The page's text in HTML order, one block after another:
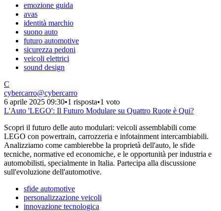
emozione guida
avas
identità marchio
suono auto
futuro automotive
sicurezza pedoni
veicoli elettrici
sound design
C
cybercarro@cybercarro
6 aprile 2025 09:30•1 risposta•1 voto
L'Auto 'LEGO': Il Futuro Modulare su Quattro Ruote è Qui?
Scopri il futuro delle auto modulari: veicoli assemblabili come
LEGO con powertrain, carrozzeria e infotainment intercambiabili.
Analizziamo come cambierebbe la proprietà dell'auto, le sfide
tecniche, normative ed economiche, e le opportunità per industria e
automobilisti, specialmente in Italia. Partecipa alla discussione
sull'evoluzione dell'automotive.
sfide automotive
personalizzazione veicoli
innovazione tecnologica